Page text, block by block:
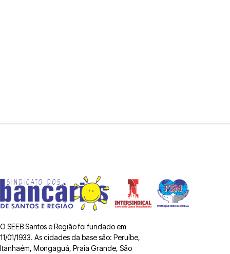
O SEEB Santos e Região foi fundado em
11/01/1933. As cidades da base são: Peruíbe,
Itanhaém, Mongaguá, Praia Grande, São